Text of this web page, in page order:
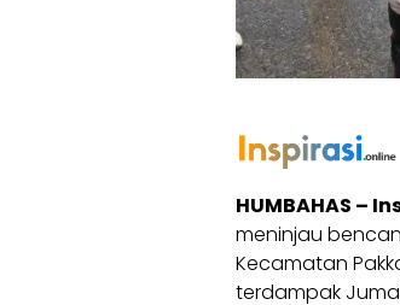
HUMBAHAS –
meninjau
Kecamatan
terdampak